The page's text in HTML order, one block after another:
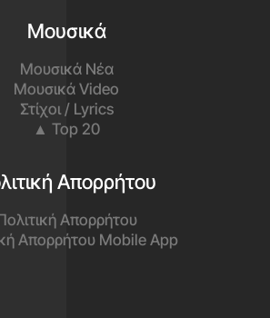
Μουσικά
Μουσικά Νέα
Μουσικά Video
Στίχοι / Lyrics
▲ Top 20
Απορρήτου
Απορρήτου
Απορρήτου Mobile App